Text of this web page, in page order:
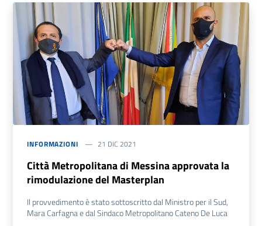
INFORMAZIONI 21 DIC 2021
Città Metropolitana di Messina approvata la
rimodulazione del Masterplan
Il provvedimento è stato sottoscritto dal Ministro per il Sud,
Mara Carfagna e dal Sindaco Metropolitano Cateno De Luca